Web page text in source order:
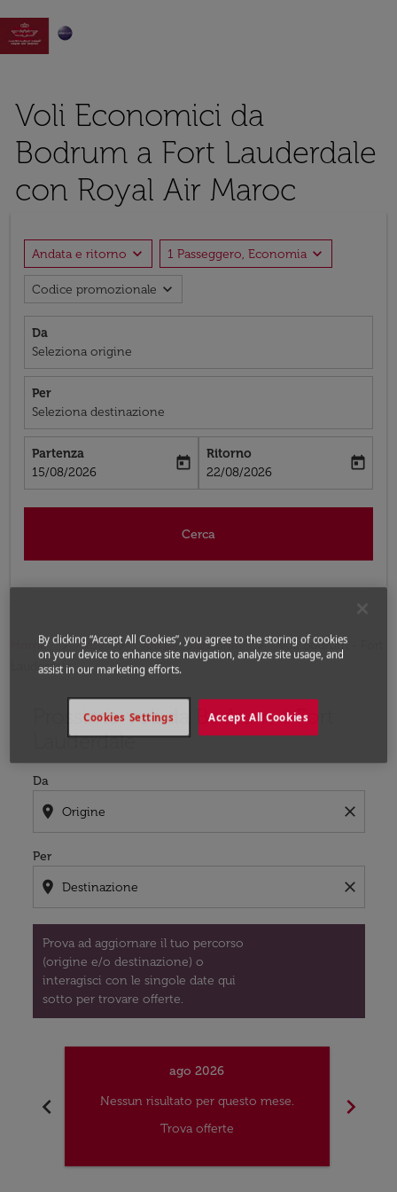

Voli Economici da
Bodrum a Fort Lauderdale
con Royal Air Maroc
Andata e ritorno expand_more 1 Passeggero, Economia expand_more
Codice promozionale expand_more
Da
Seleziona origine
Per
Seleziona destinazione
Partenza
fc-booking-departure-date-aria-label
15/08/2026
today
Ritorno
fc-booking-return-date-aria-label
22/08/2026
today
Cerca
Home Voli Voli per Stati Uniti
Voli Bodrum - Fort
Lauderdale
Prossimo voli da Bodrum a Fort
Lauderdale
Da
location_on close
Per
location_on close
Prova ad aggiornare il tuo percorso
(origine e/o destinazione) o
interagisci con le singole date qui
sotto per trovare offerte.
Prova ad aggiornare il tuo percorso (origine e/o
chevron_left
ago 2026
Nessun risultato per questo mese.
Trova offerte
chevron_right
By clicking “Accept All Cookies”, you agree to the storing of cookies
on your device to enhance site navigation, analyze site usage, and
assist in our marketing efforts.
Accept All Cookies
Cookies Settings